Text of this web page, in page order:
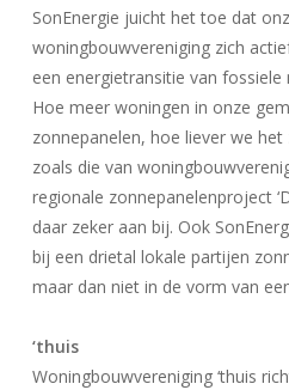
SonEnergie juicht het toe dat
woningbouwvereniging zich
een energietransitie van fossiele
Hoe meer woningen in onze
zonnepanelen, hoe liever we
zoals die van
regionale zonnepanelenproject
daar zeker aan bij. Ook
bij een drietal lokale partijen
maar dan niet in de vorm van
‘thuis
Woningbouwvereniging ‘thuis